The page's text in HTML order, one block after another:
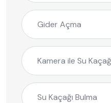
Gider Açma
Kamera ile Su
Su Kaçağı Bulma